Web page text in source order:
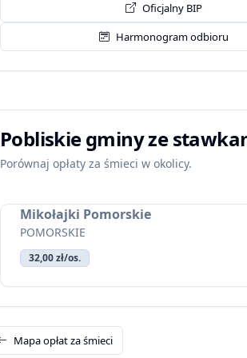
Oficjalny BIP
Harmonogram odbioru
Pobliskie gminy ze
Porównaj opłaty za śmieci w okolicy.
Mikołajki Pomorskie
POMORSKIE
32,00 zł/os.
Mapa opłat za śmieci